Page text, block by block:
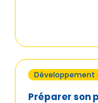
Découvrir
BGE
Développement
Préparer son